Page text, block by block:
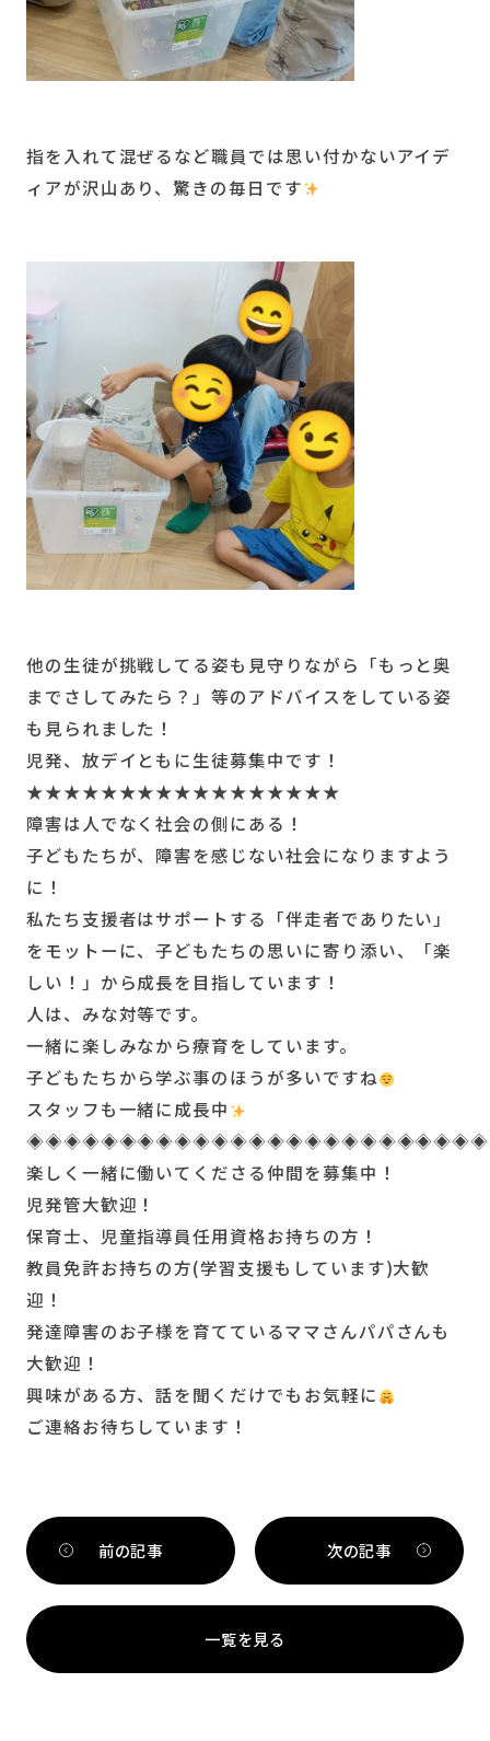
指を入れて混ぜるなど職員では思い付かないアイデ
ィアが沢山あり、驚きの毎日です
他の生徒が挑戦してる姿も見守りながら「もっと奥
までさしてみたら？」等のアドバイスをしている姿
も見られました！
児発、放デイともに生徒募集中です！
★★★★★★★★★★★★★★★★★
障害は人でなく社会の側にある！
子どもたちが、障害を感じない社会になりますよう
に！
私たち支援者はサポートする「伴走者でありたい」
をモットーに、子どもたちの思いに寄り添い、「楽
しい！」から成長を目指しています！
人は、みな対等です。
一緒に楽しみなから療育をしています。
子どもたちから学ぶ事のほうが多いですね
スタッフも一緒に成長中
◈◈◈◈◈◈◈◈◈◈◈◈◈◈◈◈◈◈◈◈◈◈◈◈◈
楽しく一緒に働いてくださる仲間を募集中！
児発管大歓迎！
保育士、児童指導員任用資格お持ちの方！
教員免許お持ちの方(学習支援もしています)大歓
迎！
発達障害のお子様を育てているママさんパパさんも
大歓迎！
興味がある方、話を聞くだけでもお気軽に
ご連絡お待ちしています！
前の記事
一覧を見る
次の記事